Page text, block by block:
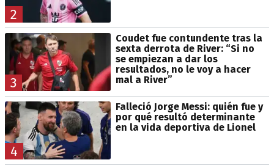
2
3
Coudet fue contundente tras la
sexta derrota de River: “Si no
se empiezan a dar los
resultados, no le voy a hacer
mal a River”
4
Falleció Jorge Messi: quién fue y
por qué resultó determinante
en la vida deportiva de Lionel